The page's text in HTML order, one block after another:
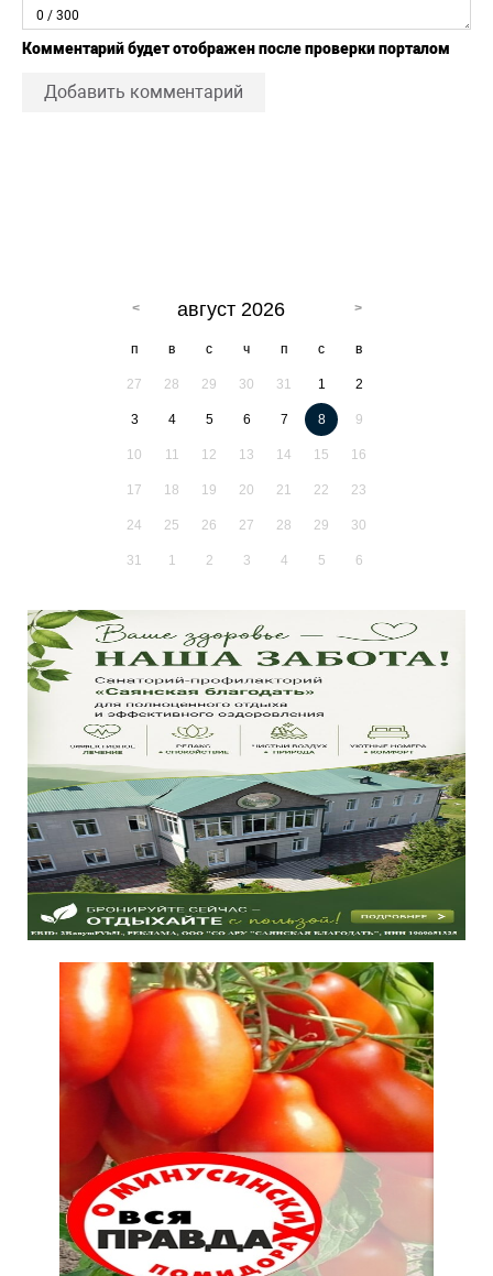
0 / 300
Комментарий будет отображен после проверки порталом
Добавить комментарий
август 2026
п в с ч п с в
27 28 29 30 31 1 2
3 4 5 6 7 8 9
10 11 12 13 14 15 16
17 18 19 20 21 22 23
24 25 26 27 28 29 30
31 1 2 3 4 5 6